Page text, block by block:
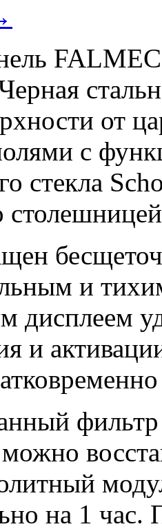
от
с
стекла
и
дисплеем
и
фильтр
можно
на 1 час.